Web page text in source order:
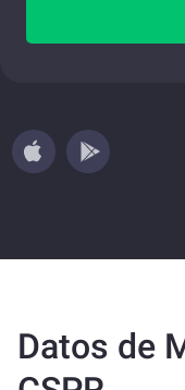
Datos de